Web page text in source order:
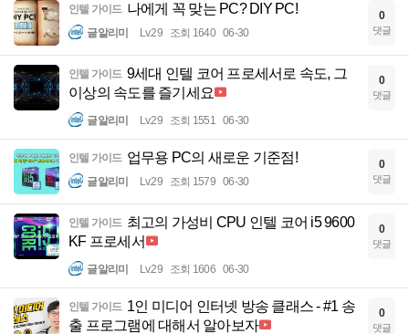
인텔 가이드 나에게 꼭 맞는 PC? DIY PC!
글알리미 Lv.29 조회 1640 06-30
0
댓글
인텔 가이드 9세대 인텔 코어 프로세서로 속도, 그
이상의 속도를 즐기세요
글알리미 Lv.29 조회 1551 06-30
0
댓글
인텔 가이드 업무용 PC의 새로운 기준점!
글알리미 Lv.29 조회 1579 06-30
0
댓글
인텔 가이드 최고의 가성비 CPU 인텔 코어 i5 9600
KF 프로세서
글알리미 Lv.29 조회 1606 06-30
0
댓글
인텔 가이드 1인 미디어 인터넷 방송 클래스 - #1 송
출 프로그램에 대해서 알아보자
0
댓글